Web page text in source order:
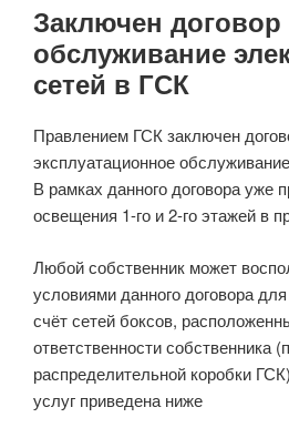
Заключен договор
обслуживание
сетей в ГСК
Правлением ГСК заключен
эксплуатационное
В рамках данного договора уже
освещения 1-го и 2-го этажей в
Любой собственник может
условиями данного договора
счёт сетей боксов,
ответственности собственника
распределительной коробки
услуг приведена ниже